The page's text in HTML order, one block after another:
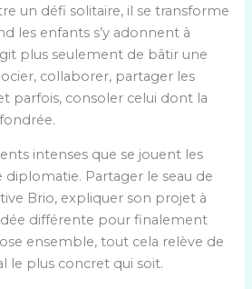
un défi solitaire, il se transforme
les enfants s’y adonnent à
plus seulement de bâtir une
collaborer, partager les
parfois, consoler celui dont la
intenses que se jouent les
diplomatie. Partager le seau de
Brio, expliquer son projet à
idée différente pour finalement
ensemble, tout cela relève de
le plus concret qui soit.